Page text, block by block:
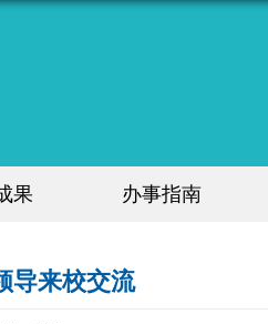
果 办事指南
导来校交流